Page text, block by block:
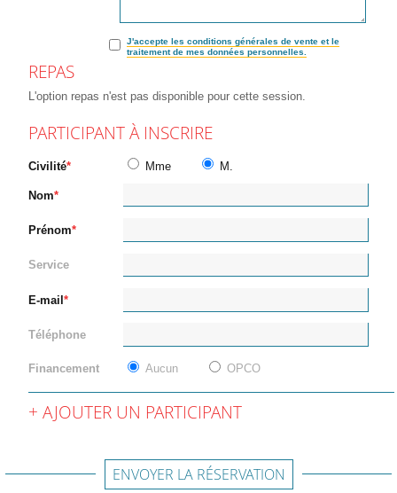
J'accepte les conditions générales de vente et le
traitement de mes données personnelles.
REPAS
L'option repas n'est pas disponible pour cette session.
PARTICIPANT À INSCRIRE
Civilité Mme M.
Nom
Prénom
Service
E-mail
Téléphone
Financement Aucun OPCO
AJOUTER UN PARTICIPANT
ENVOYER LA RÉSERVATION